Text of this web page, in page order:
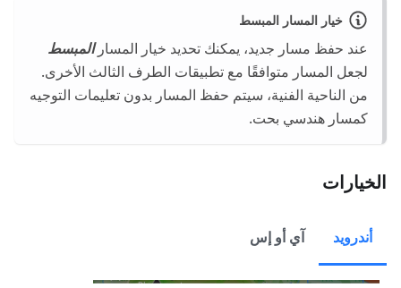
خيار المسار المبسط
عند حفظ مسار جديد، يمكنك تحديد خيار المسارالمبسط
لجعل المسار متوافقًا مع تطبيقات الطرف الثالث الأخرى.
من الناحية الفنية، سيتم حفظ المسار بدون تعليمات التوجيه
كمسار هندسي بحت.
الخيارات
أندرويد آي أو إس